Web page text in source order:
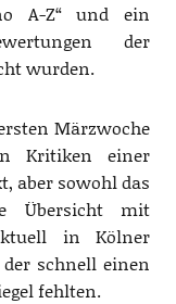
A-Z“ und ein
der
wurden.
Märzwoche
Kritiken einer
aber sowohl das
Übersicht mit
in Kölner
schnell einen
fehlten.